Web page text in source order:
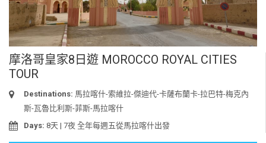
摩洛哥皇家8日遊 MOROCCO ROYAL CITIES
TOUR
Destinations: 馬拉喀什-索維拉-傑迪代-卡薩布蘭卡-拉巴特-梅克內
斯-瓦魯比利斯-菲斯-馬拉喀什
Days: 8天 | 7夜 全年每週五從馬拉喀什出發